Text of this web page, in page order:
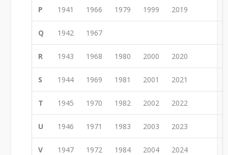
P 1941 1966 1979 1999 2019
Q 1942 1967
R 1943 1968 1980 2000 2020
S 1944 1969 1981 2001 2021
T 1945 1970 1982 2002 2022
U 1946 1971 1983 2003 2023
V 1947 1972 1984 2004 2024